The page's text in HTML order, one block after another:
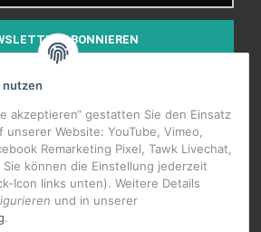
ABONNIEREN
WIDERRUFSBUTTON
gesetzlicher USt., zzgl.
nutzen
akzeptieren“ gestatten Sie den Einsatz
Website: YouTube, Vimeo,
Remarketing Pixel, Tawk Livechat,
Sie können die Einstellung jederzeit
Icon links unten). Weitere Details
und in unserer
.